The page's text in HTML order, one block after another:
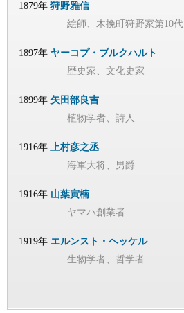
1879年 狩野雅信
絵師、木挽町狩野家第10代
1897年 ヤーコプ・ブルクハルト
歴史家、文化史家
1899年 矢田部良吉
植物学者、詩人
1916年 上村彦之丞
海軍大将、男爵
1916年 山葉寅楠
ヤマハ創業者
1919年 エルンスト・ヘッケル
生物学者、哲学者